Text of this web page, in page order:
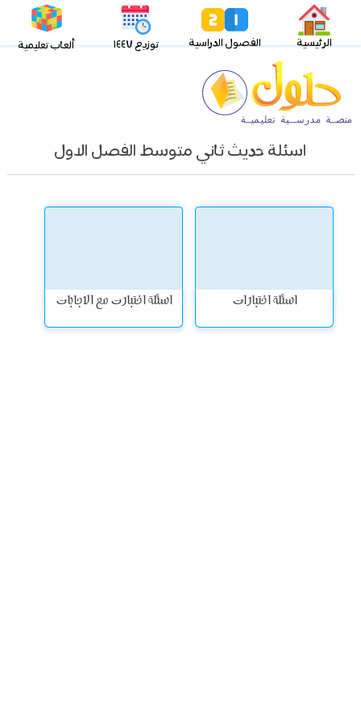
الرئيسية الفصول الدراسية توزيع ١٤٤٧ ألعاب تعليمية
اسئلة حديث ثاني متوسط الفصل الاول
اسئلة اختبارات اسئلة اختبارت مع الاجابات